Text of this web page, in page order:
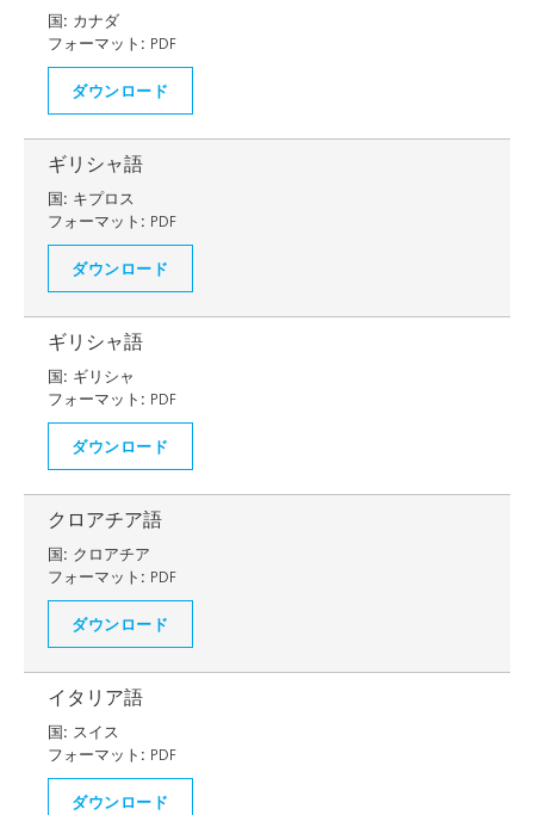
国: カナダ
フォーマット: PDF
ダウンロード
ギリシャ語
国: キプロス
フォーマット: PDF
ダウンロード
ギリシャ語
国: ギリシャ
フォーマット: PDF
ダウンロード
クロアチア語
国: クロアチア
フォーマット: PDF
ダウンロード
イタリア語
国: スイス
フォーマット: PDF
ダウンロード